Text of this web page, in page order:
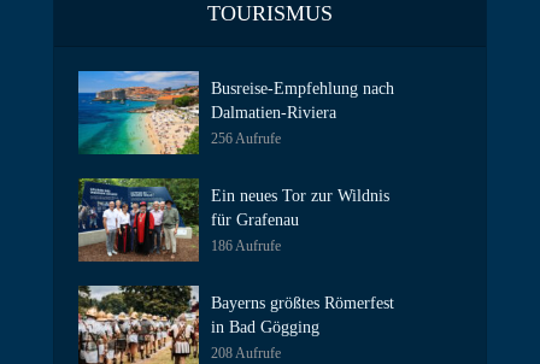
TOURISMUS
Busreise-Empfehlung nach
Dalmatien-Riviera
256 Aufrufe
Ein neues Tor zur Wildnis
für Grafenau
186 Aufrufe
Bayerns größtes Römerfest
in Bad Gögging
208 Aufrufe